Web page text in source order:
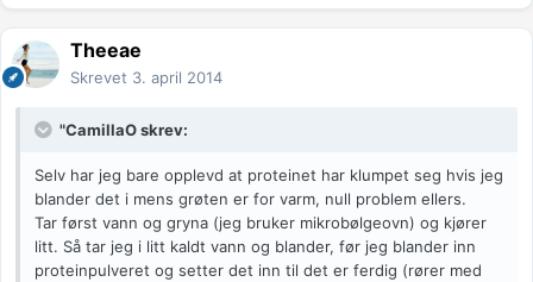
Theeae
Skrevet 3. april 2014
"CamillaO skrev:
Selv har jeg bare opplevd at proteinet har klumpet seg hvis jeg
blander det i mens grøten er for varm, null problem ellers.
Tar først vann og gryna (jeg bruker mikrobølgeovn) og kjører
litt. Så tar jeg i litt kaldt vann og blander, før jeg blander inn
proteinpulveret og setter det inn til det er ferdig (rører med